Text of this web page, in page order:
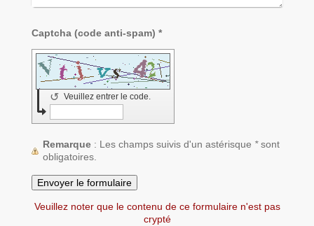
Captcha (code anti-spam) *
Veuillez entrer le code.
↺
Remarque : Les champs suivis d'un astérisque *sont
obligatoires.
Veuillez noter que le contenu de ce formulaire n'est pas
crypté